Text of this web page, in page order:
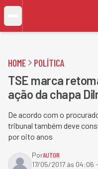
HOME POLÍTICA
TSE marca
ação da chapa
De acordo com o
tribunal também deve
por oito anos
PorAUTOR
17/05/2017 às 04:06